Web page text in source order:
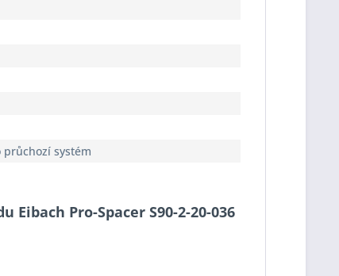
systém
Eibach Pro-Spacer S90-2-20-036